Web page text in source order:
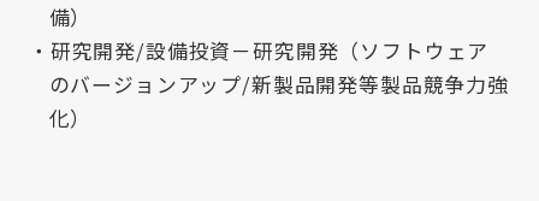
備）
研究開発/設備投資－研究開発（ソフトウェア
のバージョンアップ/新製品開発等製品競争力強
化）